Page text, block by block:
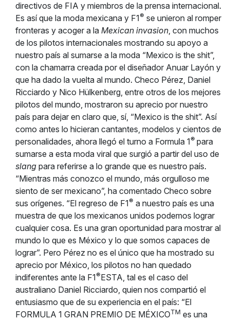
directivos de FIA y miembros de la prensa internacional.
Es así que la moda mexicana y F1® se unieron al romper
fronteras y acoger a la Mexican invasion, con muchos
de los pilotos internacionales mostrando su apoyo a
nuestro país al sumarse a la moda “Mexico is the shit”,
con la chamarra creada por el diseñador Anuar Layón y
que ha dado la vuelta al mundo. Checo Pérez, Daniel
Ricciardo y Nico Hülkenberg, entre otros de los mejores
pilotos del mundo, mostraron su aprecio por nuestro
país para dejar en claro que, sí, “Mexico is the shit”. Así
como antes lo hicieran cantantes, modelos y cientos de
personalidades, ahora llegó el turno a Formula 1® para
sumarse a esta moda viral que surgió a partir del uso de
slang para referirse a lo grande que es nuestro país.
“Mientras más conozco el mundo, más orgulloso me
siento de ser mexicano”, ha comentado Checo sobre
sus orígenes. “El regreso de F1® a nuestro país es una
muestra de que los mexicanos unidos podemos lograr
cualquier cosa. Es una gran oportunidad para mostrar al
mundo lo que es México y lo que somos capaces de
lograr”. Pero Pérez no es el único que ha mostrado su
aprecio por México, los pilotos no han quedado
indiferentes ante la F1®ESTA, tal es el caso del
australiano Daniel Ricciardo, quien nos compartió el
entusiasmo que de su experiencia en el país: “El
FORMULA 1 GRAN PREMIO DE MÉXICOTM es una